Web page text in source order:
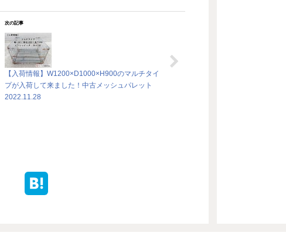
次の記事
【入荷情報】W1200×D1000×H900のマルチタイ
プが入荷して来ました！中古メッシュパレット
2022.11.28